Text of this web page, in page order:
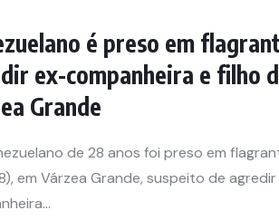
é preso em
ex-companheira e filho
Grande
de 28 anos foi preso em
em Várzea Grande, suspeito de